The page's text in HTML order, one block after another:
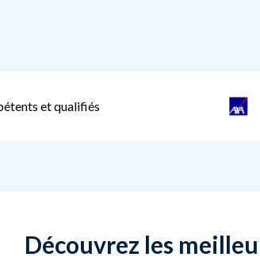
et qualifiés
Découvrez les